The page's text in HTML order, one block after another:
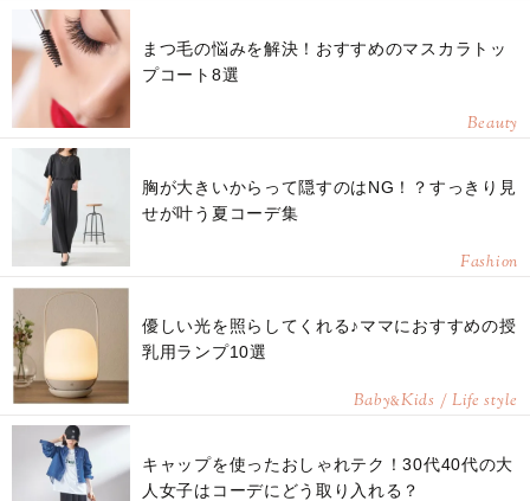
まつ毛の悩みを解決！おすすめのマスカラトッ
プコート8選
Beauty
胸が大きいからって隠すのはNG！？すっきり見
せが叶う夏コーデ集
Fashion
優しい光を照らしてくれる♪ママにおすすめの授
乳用ランプ10選
Baby&Kids / Life style
キャップを使ったおしゃれテク！30代40代の大
人女子はコーデにどう取り入れる？